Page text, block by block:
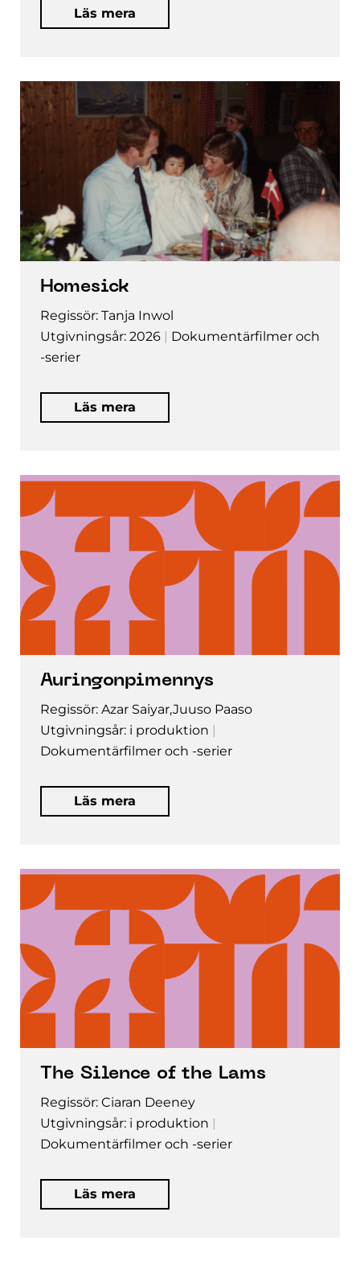
Läs mera
Homesick
Regissör: Tanja Inwol
Utgivningsår: 2026
Dokumentärfilmer och
-serier
Läs mera
Auringonpimennys
Regissör: Azar Saiyar,Juuso Paaso
Utgivningsår: i produktion
Dokumentärfilmer och -serier
Läs mera
The Silence of the Lams
Regissör: Ciaran Deeney
Utgivningsår: i produktion
Dokumentärfilmer och -serier
Läs mera